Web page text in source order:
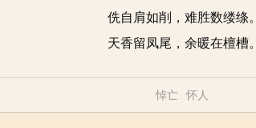
侁自肩如削，难胜数缕绦。
天香留凤尾，余暖在檀槽。
悼亡 怀人